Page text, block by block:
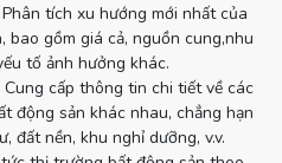
tích xu hướng mới nhất của
bao gồm giá cả, nguồn cung,nhu
tố ảnh hưởng khác.
Cung cấp thông tin chi tiết về các
động sản khác nhau, chẳng hạn
đất nền, khu nghỉ dưỡng, v.v.